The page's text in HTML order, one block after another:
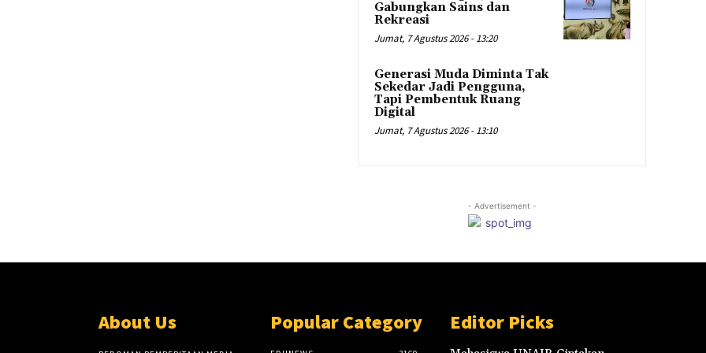
Gabungkan Sains dan
Rekreasi
Jumat, 7 Agustus 2026 - 13:20
Generasi Muda Diminta Tak
Sekedar Jadi Pengguna,
Tapi Pembentuk Ruang
Digital
Jumat, 7 Agustus 2026 - 13:10
- Advertisement -
About Us Popular Category Editor Picks